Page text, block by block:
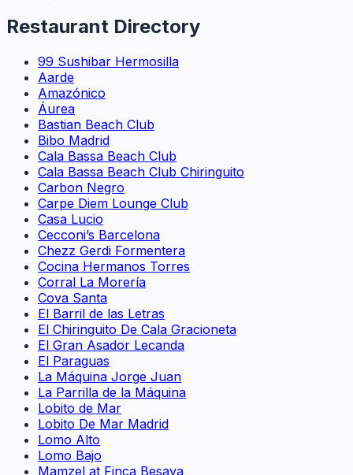
Restaurant Directory
99 Sushibar Hermosilla
Aarde
Amazónico
Áurea
Bastian Beach Club
Bibo Madrid
Cala Bassa Beach Club
Cala Bassa Beach Club Chiringuito
Carbon Negro
Carpe Diem Lounge Club
Casa Lucio
Cecconi’s Barcelona
Chezz Gerdi Formentera
Cocina Hermanos Torres
Corral La Morería
Cova Santa
El Barril de las Letras
El Chiringuito De Cala Gracioneta
El Gran Asador Lecanda
El Paraguas
La Máquina Jorge Juan
La Parrilla de la Máquina
Lobito de Mar
Lobito De Mar Madrid
Lomo Alto
Lomo Bajo
Mamzel at Finca Besaya